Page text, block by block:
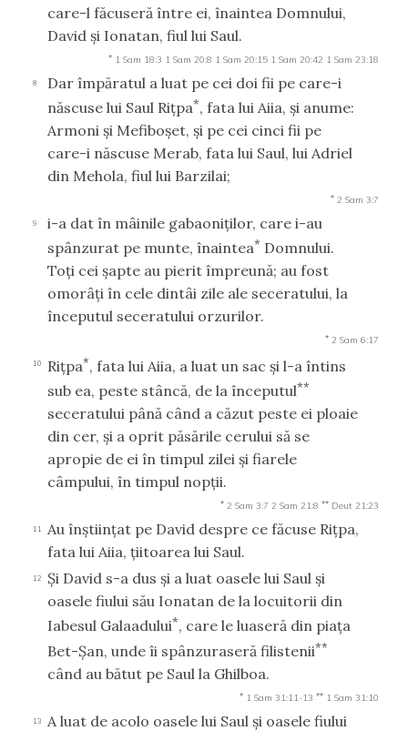
care-l făcuseră între ei, înaintea Domnului,
David şi Ionatan, fiul lui Saul.
* 1 Sam 18:3 1 Sam 20:8 1 Sam 20:15 1 Sam 20:42 1 Sam 23:18
8
Dar împăratul a luat pe cei doi fii pe care-i
născuse lui Saul Riţpa*, fata lui Aiia, şi anume:
Armoni şi Mefiboşet, şi pe cei cinci fii pe
care-i născuse Merab, fata lui Saul, lui Adriel
din Mehola, fiul lui Barzilai;
* 2 Sam 3:7
9
i-a dat în mâinile gabaoniţilor, care i-au
spânzurat pe munte, înaintea* Domnului.
Toţi cei şapte au pierit împreună; au fost
omorâţi în cele dintâi zile ale seceratului, la
începutul seceratului orzurilor.
* 2 Sam 6:17
10 Riţpa*, fata lui Aiia, a luat un sac şi l-a întins
sub ea, peste stâncă, de la începutul**
seceratului până când a căzut peste ei ploaie
din cer, şi a oprit păsările cerului să se
apropie de ei în timpul zilei şi fiarele
câmpului, în timpul nopţii.
* 2 Sam 3:7 2 Sam 21:8 ** Deut 21:23
11
Au înştiinţat pe David despre ce făcuse Riţpa,
fata lui Aiia, ţiitoarea lui Saul.
12
Şi David s-a dus şi a luat oasele lui Saul şi
oasele fiului său Ionatan de la locuitorii din
Iabesul Galaadului*, care le luaseră din piaţa
Bet-Şan, unde îi spânzuraseră filistenii**
când au bătut pe Saul la Ghilboa.
* 1 Sam 31:11-13 ** 1 Sam 31:10
13
A luat de acolo oasele lui Saul şi oasele fiului